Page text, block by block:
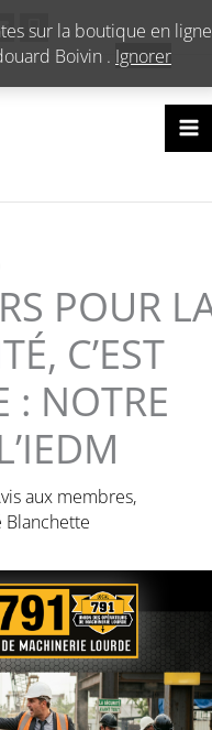
sur la boutique en
Boivin . Ignorer
POUR
C’EST
: NOTRE
aux membres,
Blanchette